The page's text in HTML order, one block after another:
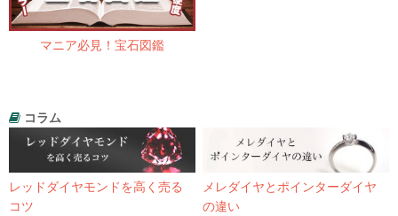
マニア必見！宝石図鑑
コラム
レッドダイヤモンドを高く売る
コツ
メレダイヤとポインターダイヤ
の違い